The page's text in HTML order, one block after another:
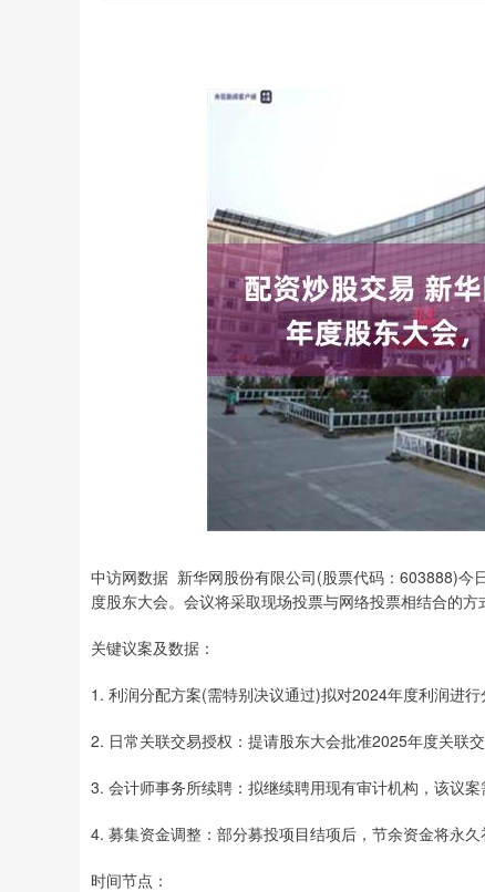
中访网数据 新华网股份有限公司(股票代码：603888)今
度股东大会。会议将采取现场投票与网络投票相结合的
关键议案及数据：
1. 利润分配方案(需特别决议通过)拟对2024年度利润进行
2. 日常关联交易授权：提请股东大会批准2025年度关联
3. 会计师事务所续聘：拟继续聘用现有审计机构，该议案
4. 募集资金调整：部分募投项目结项后，节余资金将永
时间节点：